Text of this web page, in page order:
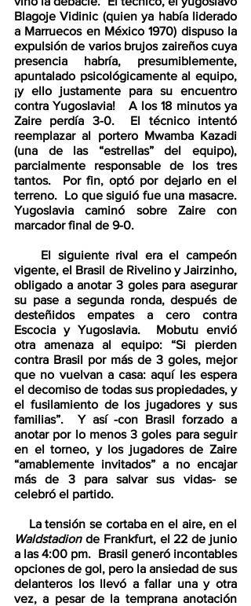
Blagoje Vidinic (quien ya había liderado
a Marruecos en México 1970) dispuso la
expulsión de varios brujos zaireños cuya
presencia habría, presumiblemente,
apuntalado psicológicamente al equipo,
¡y ello justamente para su encuentro
contra Yugoslavia!   A los 18 minutos ya
Zaire perdía 3-0.  El técnico intentó
reemplazar al portero Mwamba Kazadi
(una de las “estrellas” del equipo),
parcialmente responsable de los tres
tantos.  Por fin, optó por dejarlo en el
terreno.  Lo que siguió fue una masacre.
Yugoslavia caminó sobre Zaire con
marcador final de 9-0.
vigente, el Brasil de Rivelino y Jairzinho,
obligado a anotar 3 goles para asegurar
su pase a segunda ronda, después de
desteñidos empates a cero contra
Escocia y Yugoslavia.  Mobutu envió
otra amenaza al equipo: “Si pierden
contra Brasil por más de 3 goles, mejor
que no vuelvan a casa: aquí les espera
el decomiso de todas sus propiedades, y
el fusilamiento de los jugadores y sus
familias”.  Y así -con Brasil forzado a
anotar por lo menos 3 goles para seguir
en el torneo, y los jugadores de Zaire
“amablemente invitados” a no encajar
más de 3 para salvar sus vidas- se
celebró el partido.
Waldstadion de Frankfurt, el 22 de junio
a las 4:00 pm.  Brasil generó incontables
opciones de gol, pero la ansiedad de sus
delanteros los llevó a fallar una y otra
vez, a pesar de la temprana anotación